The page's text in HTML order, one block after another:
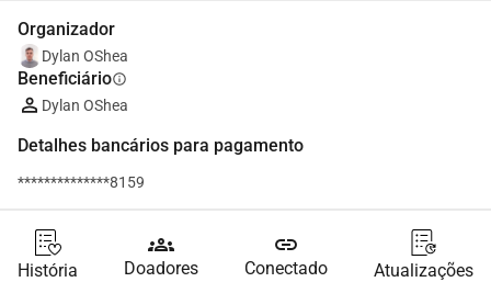
Organizador
Dylan OShea
Beneficiárioinfo
Dylan OShea
Detalhes bancários para pagamento
**************8159
História
groups
Doadores
link
Conectado Atualizações